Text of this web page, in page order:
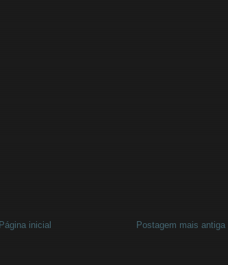
Postagem mais antiga
Página inicial